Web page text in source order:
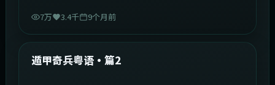
7万 3.4千 9个月前
最新
遁甲奇兵粤语·篇2